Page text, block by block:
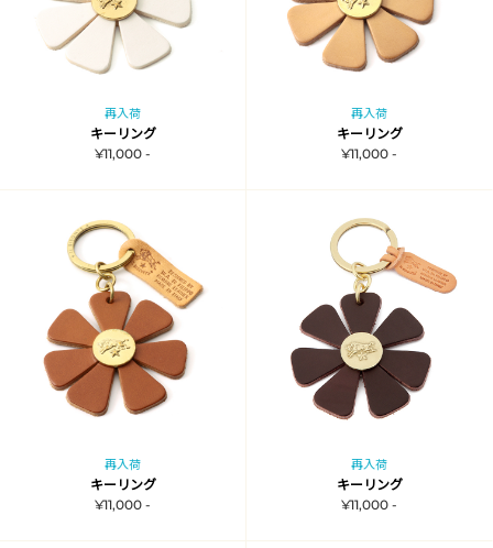
再入荷
キーリング
¥11,000 -
再入荷
キーリング
¥11,000 -
再入荷
キーリング
¥11,000 -
再入荷
キーリング
¥11,000 -